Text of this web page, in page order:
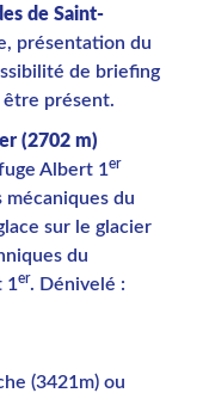
de Saint-
présentation du
de briefing
être présent.
(2702 m)
Albert 1er
du
sur le glacier
du
1er. Dénivelé :
(3421m) ou